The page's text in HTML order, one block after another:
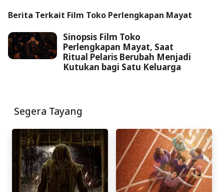
Berita Terkait Film Toko Perlengkapan Mayat
Sinopsis Film Toko
Perlengkapan Mayat, Saat
Ritual Pelaris Berubah Menjadi
Kutukan bagi Satu Keluarga
Segera Tayang